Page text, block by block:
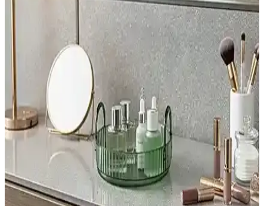
MorBebe Lastikli Bebek Banyo Süngeri: Pratik ve
Güvenli Bebek Temizliği Çözümü
MorBebe lastikli bebek banyo süngeri, tek el kullanımı, yumuşak
dokusu ve sabun cebi ile bebek bakımını pratik ve hijyenik hale
getirir, hassas ciltlere uygun tasarımıyla öne çıkar.
Melanistic Banyo Tuzu: Estetik ve Rahatlatıcı
Aromaterapi Deneyimi İçin Ideal Seçenek
Melanistic'in 300 gramlık pembe banyo tuzu, gül aroması ve
rahatlatıcı etkisiyle banyo keyfini artırır. Çok yönlü kullanımı ve
doğal içeriğiyle cilt üzerinde yumuşatıcı ve ferahlatıcı etkiler sunar.
Özdilek Banyo Kesesi: Yumuşak Dokulu,
Derinlemesine Temizlik ve Cilt Bakımı İçin Uygun